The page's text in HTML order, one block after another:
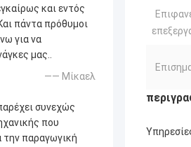
και εντός
πάντα πρόθυμοι
για να
μας..
—— Μίκαελ
συνεχώς
που
την παραγωγική